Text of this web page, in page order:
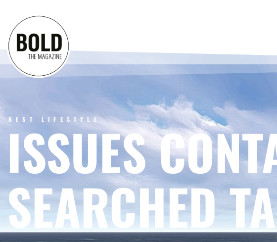
BEST LIFESTYLE
ISSUES
SEARCHED